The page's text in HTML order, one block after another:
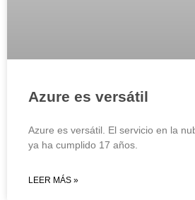
Azure es versátil
Azure es versátil. El servicio en la
ya ha cumplido 17 años.
LEER MÁS »